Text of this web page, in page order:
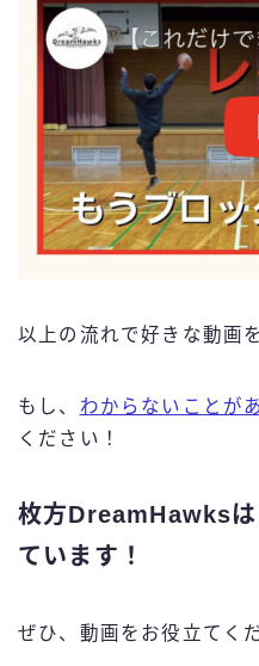
以上の流れで好きな動画
もし、 わからないことが
ください！
枚方DreamHawks
ています！
ぜひ、動画をお役立てく